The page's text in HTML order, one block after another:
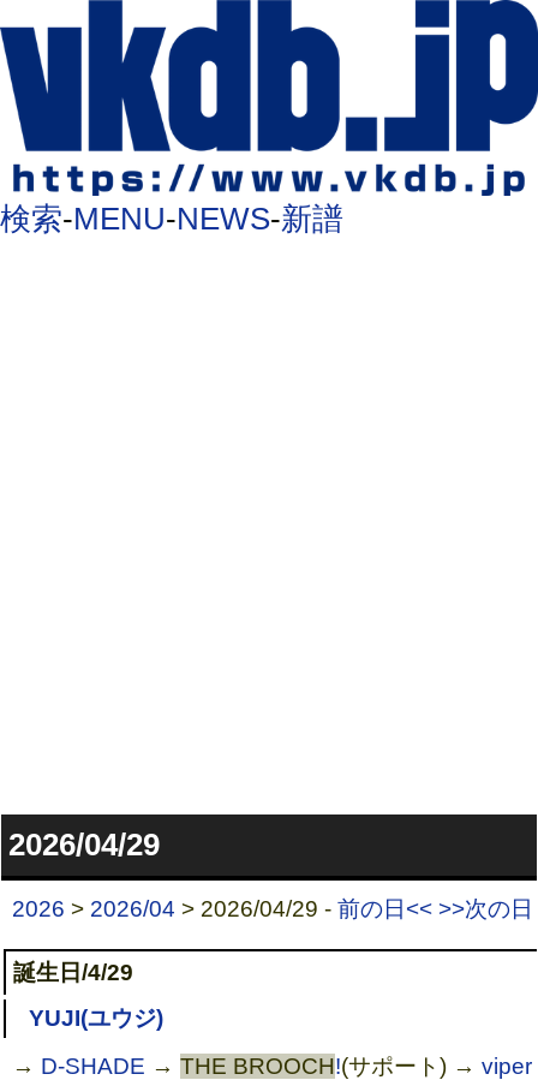
検索-MENU-NEWS-新譜
2026/04/29
2026 > 2026/04 > 2026/04/29 -前の日<< >>次の日
誕生日/4/29
YUJI(ユウジ)
→ D-SHADE →THE BROOCH!(サポート) →viper